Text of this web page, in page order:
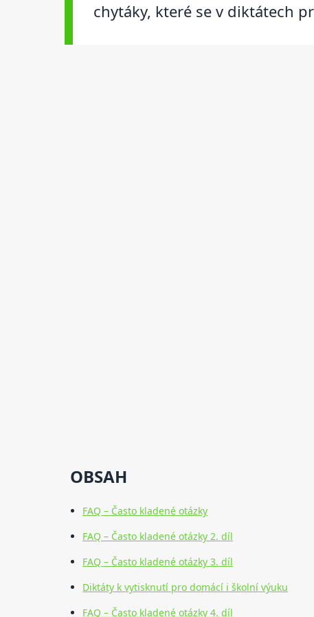
chytáky, které se v diktátech
OBSAH
FAQ – Často kladené otázky
FAQ – Často kladené otázky 2. díl
FAQ – Často kladené otázky 3. díl
Diktáty k vytisknutí pro domácí i školní výuku
FAQ – Často kladené otázky 4. díl